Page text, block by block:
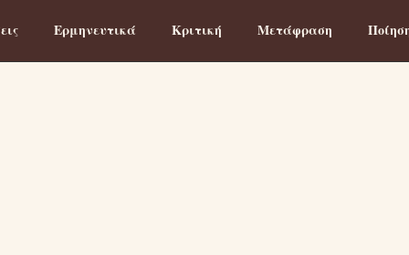
Ερμηνευτικά Κριτική Μετάφραση